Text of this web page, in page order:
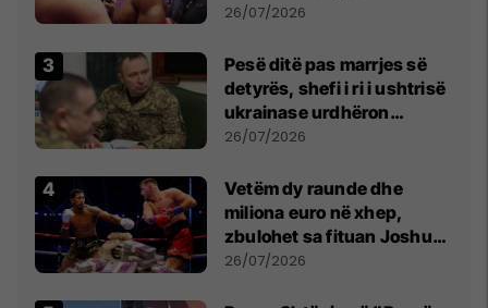
26/07/2026
Pesë ditë pas marrjes së
detyrës, shefi i ri i ushtrisë
ukrainase urdhëron
kontroll të madh
26/07/2026
Vetëm dy raunde dhe
miliona euro në xhep,
zbulohet sa fituan Joshua
e Prenga
26/07/2026